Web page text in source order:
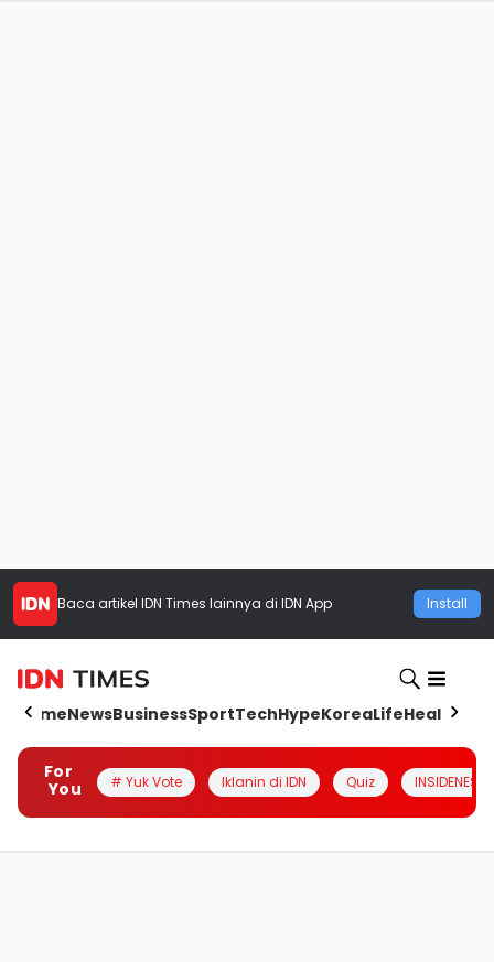
Baca artikel IDN Times lainnya di IDN App Install
HomeNewsBusinessSportTechHypeKoreaLifeHealth
For
You
# Yuk Vote Iklanin di IDN Quiz INSIDENESIA